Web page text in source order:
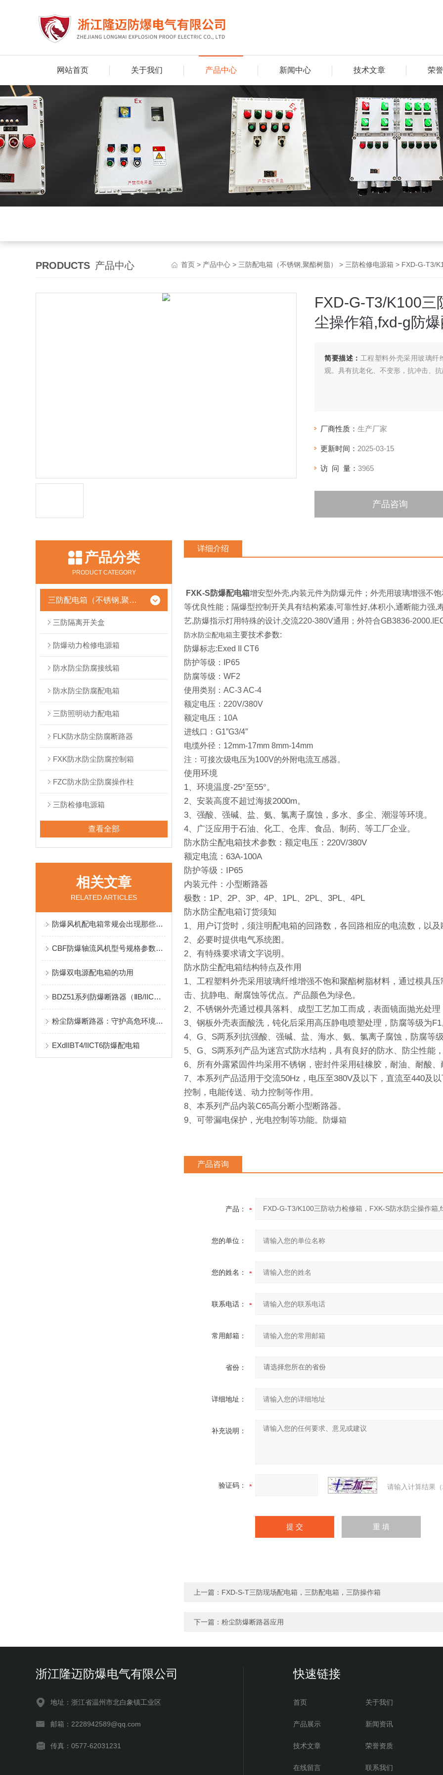
网站首页 关于我们 产品中心 新闻中心 技术文章 荣
PRODUCTS 产品中心 首页 > 产品中心 > 三防配电箱（不锈钢,聚酯树脂） > 三防检修电源箱 > FXD-G-T3/
FXD-G-T3/K100
尘操作箱,fxd-g防
简要描述： 工程塑料外壳采用玻璃纤
观。具有抗老化、不变形，抗冲击、
厂商性质： 生产厂家
更新时间： 2025-03-15
访 问 量： 3965
产品咨询
产品分类
PRODUCT CATEGORY
三防配电箱（不锈钢,聚酯树脂）
三防隔离开关盒
防爆动力检修电源箱
防水防尘防腐接线箱
防水防尘防腐配电箱
三防照明动力配电箱
FLK防水防尘防腐断路器
FXK防水防尘防腐控制箱
FZC防水防尘防腐操作柱
三防检修电源箱
查看全部
相关文章
RELATED ARTICLES
防爆风机配电箱常规会出现那些故障问题呢？
CBF防爆轴流风机型号规格参数说明
防爆双电源配电箱的功用
BDZ51系列防爆断路器（ⅡB/IIC）标准
粉尘防爆断路器：守护高危环境的电力安全屏障
EXdIIBT4/IICT6防爆配电箱
详细介绍
FXK-S防爆配电箱增安型外壳,内装元件为防爆元件；外壳用玻璃增强不
等优良性能；隔爆型控制开关具有结构紧凑,可靠性好,体积小,通断能力强
艺,防爆指示灯用特殊的设计,交流220-380V通用；外符合GB3836-
防水防尘配电箱主要技术参数:
防爆标志:Exed II CT6
防护等级：IP65
防腐等级：WF2
使用类别：AC-3 AC-4
额定电压：220V/380V
额定电压：10A
进线口：G1”G3/4”
电缆外径：12mm-17mm 8mm-14mm
注：可接次级电压为100V的外附电流互感器。
使用环境
1、环境温度-25°至55°。
2、安装高度不超过海拔2000m。
3、强酸、强碱、盐、氨、氯离子腐蚀，多水、多尘、潮湿等环境。
4、广泛应用于石油、化工、仓库、食品、制药、等工厂企业。
防水防尘配电箱技术参数：额定电压：220V/380V
额定电流：63A-100A
防护等级：IP65
内装元件：小型断路器
极数：1P、2P、3P、4P、1PL、2PL、3PL、4PL
防水防尘配电箱订货须知
1、用户订货时，须注明配电箱的回路数，各回路相应的电流数，以
2、必要时提供电气系统图。
2、有特殊要求请文字说明。
防水防尘配电箱结构特点及作用
1、工程塑料外壳采用玻璃纤维增强不饱和聚酯树脂材料，通过模具
击、抗静电、耐腐蚀等优点。产品颜色为绿色。
2、不锈钢外壳通过模具落料、成型工艺加工而成，表面镜面抛光处
3、钢板外壳表面酸洗，钝化后采用高压静电喷塑处理，防腐等级为
4、G、S两系列抗强酸、强碱、盐、海水、氨、氯离子腐蚀，防腐等
5、G、S两系列产品为迷宫式防水结构，具有良好的防水、防尘性能
6、所有外露紧固件均采用不锈钢，密封件采用硅橡胶，耐油、耐酸
7、本系列产品适用于交流50Hz，电压至380V及以下，直流至440及
控制，电能传送、动力控制等作用。
8、本系列产品内装C65高分断小型断路器。
9、可带漏电保护，光电控制等功能。
防爆箱
产品咨询
产品：
您的单位：
您的姓名：
联系电话：
常用邮箱：
省份：
详细地址：
补充说明：
验证码： 请输入计算结果
上一篇： FXD-S-T三防现场配电箱，三防配电箱，三防操作箱
下一篇： 粉尘防爆断路器应用
浙江隆迈防爆电气有限公司
地址：浙江省温州市北白象镇工业区
邮箱：2228942589@qq.com
传真：0577-62031231
快速链接
首页 关于我们
产品展示 新闻资讯
技术文章 荣誉资质
在线留言 联系我们